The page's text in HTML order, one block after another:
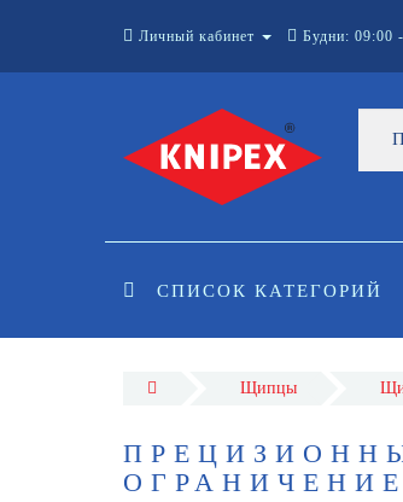
Личный кабинет Будни: 09:00
СПИСОК КАТЕГОРИЙ
Щипцы